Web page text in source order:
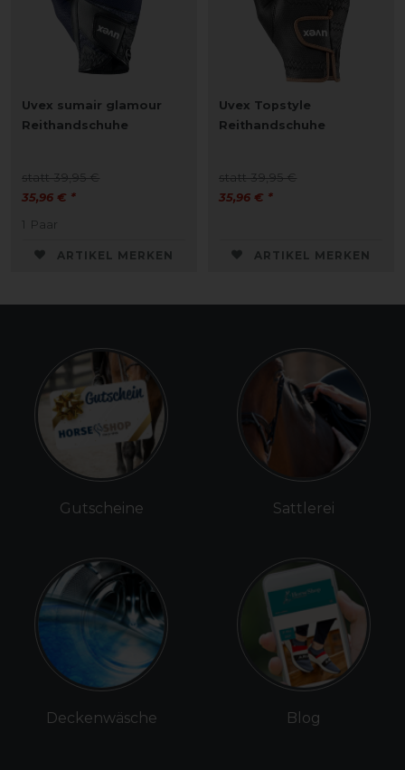
Uvex sumair glamour
Reithandschuhe
statt 39,95 €
35,96 € *
1 Paar
ARTIKEL MERKEN
Uvex Topstyle
Reithandschuhe
statt 39,95 €
35,96 € *
ARTIKEL MERKEN
Gutscheine
Deckenwäsche
Sattlerei
Blog